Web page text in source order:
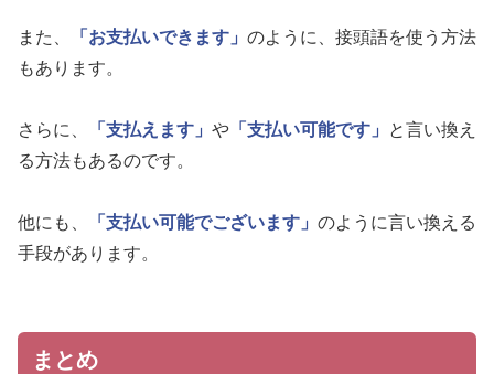
また、 「お支払いできます」 のように、接頭語を使う方法
もあります。
さらに、 「支払えます」 や 「支払い可能です」
と言い換え
る方法もあるのです。
他にも、 「支払い可能でございます」 のように言い換える
手段があります。
まとめ